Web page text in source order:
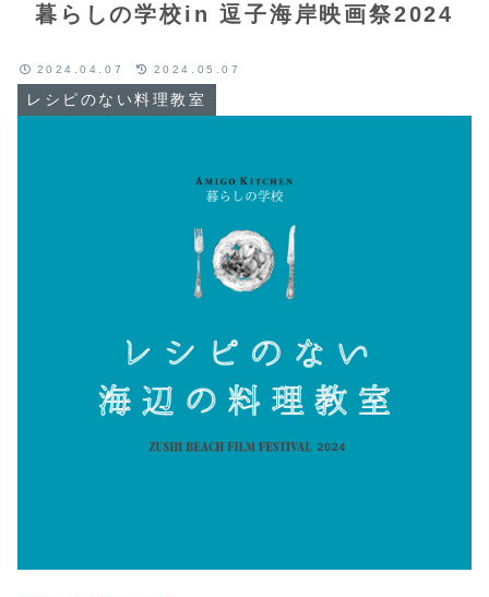
暮らしの学校in 逗子海岸映画祭2024
レシピのない料理教室
2024.04.07 2024.05.07